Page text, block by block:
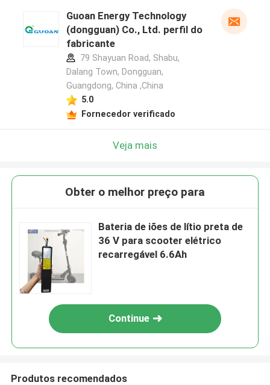
Guoan Energy Technology
(dongguan) Co., Ltd. perfil do
fabricante
79 Shayuan Road, Shabu,
Dalang Town, Dongguan,
Guangdong, China ,China
5.0
Fornecedor verificado
Veja mais
Obter o melhor preço para
Bateria de iões de lítio preta de
36 V para scooter elétrico
recarregável 6.6Ah
Continue
Produtos recomendados